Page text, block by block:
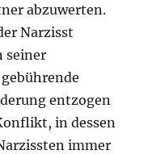
abzuwerten.
Narzisst
seiner
entzogen
in dessen
immer